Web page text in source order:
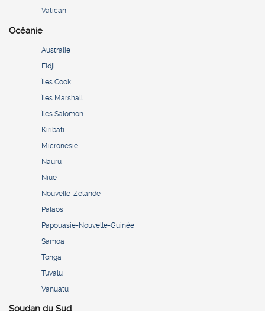
Vatican
Océanie
Australie
Fidji
Îles Cook
Îles Marshall
Îles Salomon
Kiribati
Micronésie
Nauru
Niue
Nouvelle-Zélande
Palaos
Papouasie-Nouvelle-Guinée
Samoa
Tonga
Tuvalu
Vanuatu
Soudan du Sud